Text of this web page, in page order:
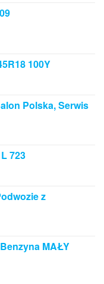
100Y
Polska, Serwis
723
z
MAŁY